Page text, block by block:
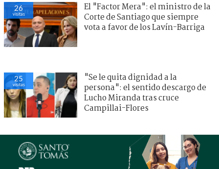
26
visitas
El "Factor Mera": el ministro de la
Corte de Santiago que siempre
vota a favor de los Lavín-Barriga
25
visitas
"Se le quita dignidad a la
persona": el sentido descargo de
Lucho Miranda tras cruce
Campillai-Flores